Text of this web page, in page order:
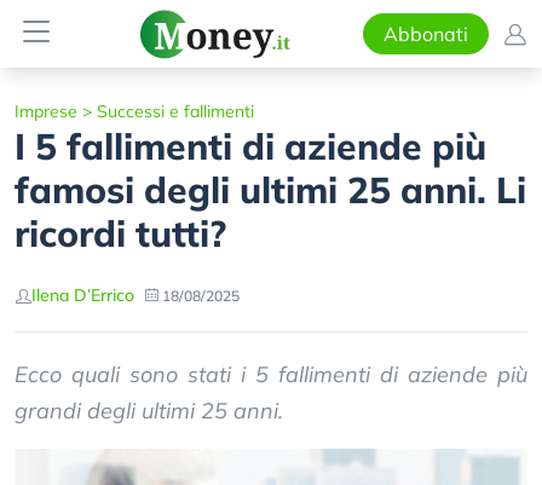
Abbonati
Imprese > Successi e fallimenti
I 5 fallimenti di aziende più
famosi degli ultimi 25 anni. Li
ricordi tutti?
Ilena D’Errico 18/08/2025
Ecco quali sono stati i 5 fallimenti di aziende più
grandi degli ultimi 25 anni.